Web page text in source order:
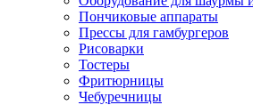
Пончиковые аппараты
Прессы для гамбургеров
Рисоварки
Тостеры
Фритюрницы
Чебуречницы